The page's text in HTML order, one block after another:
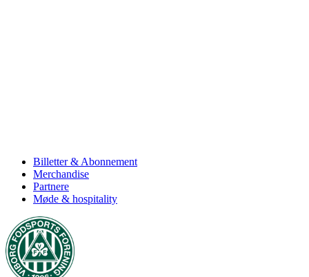
Billetter & Abonnement
Merchandise
Partnere
Møde & hospitality